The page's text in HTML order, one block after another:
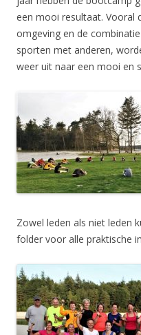
een mooi resultaat. Vooral
omgeving en de
sporten met anderen,
weer uit naar een mooi en
Zowel leden als niet leden
folder voor alle praktische